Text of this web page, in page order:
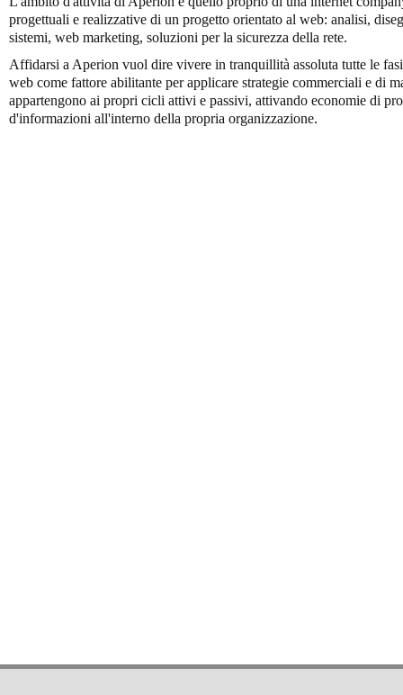
progettuali e realizzative di un progetto orientato al web: analisi,
sistemi, web marketing, soluzioni per la sicurezza della rete.
Affidarsi a Aperion vuol dire vivere in tranquillità assoluta tutte le
web come fattore abilitante per applicare strategie commerciali e di
appartengono ai propri cicli attivi e passivi, attivando economie di
d'informazioni all'interno della propria organizzazione.